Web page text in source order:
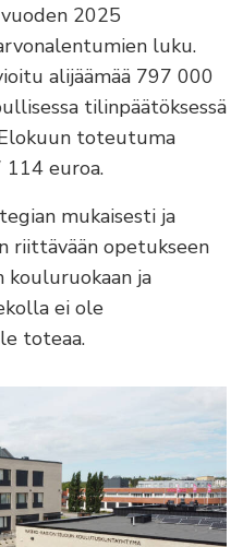
2025
luku.
alijäämää 797 000
tilinpäätöksessä
toteutuma
114 euroa.
mukaisesti ja
riittävään opetukseen
kouluruokaan ja
ei ole
toteaa.